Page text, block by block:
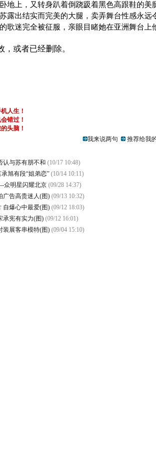
上，又转身趴着倒跷趿着黑色高跟鞋的美
露出结实而完美的大腿，卖弄舞台性感永远
歌迷完全被征服，亲眼目睹她在亚洲舞台上
人生！
错过！
头脑！
我来说两句
推荐给我
认与苏有朋不和 (10/17 10:48)
旭有段“姐弟恋” (10/14 10:11)
众明星闪耀北京 (09/28 14:37)
广告高贵迷人(图) (09/13 10:32)
自爆心中最爱(图) (09/12 18:03)
承宪有实力(图) (09/12 16:01)
装展客串模特(图) (09/04 15:10)